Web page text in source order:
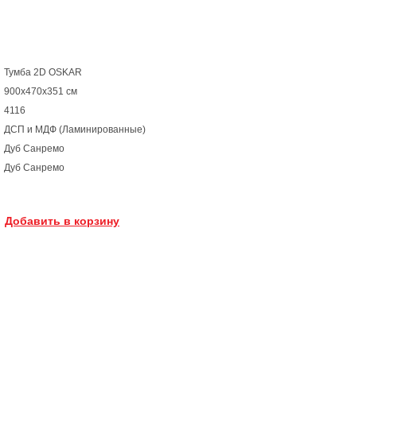
Тумба 2D OSKAR
900х470х351 см
4116
ДСП и МДФ (Ламинированные)
Дуб Санремо
Дуб Санремо
Добавить в корзину